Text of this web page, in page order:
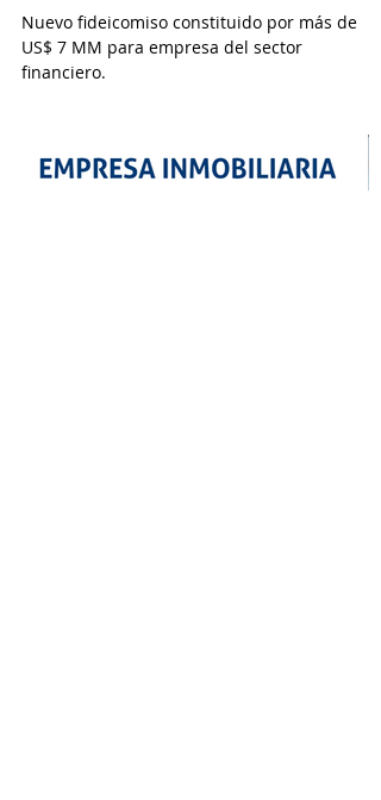
Nuevo fideicomiso constituido por más de
US$ 7 MM para empresa del sector
financiero.